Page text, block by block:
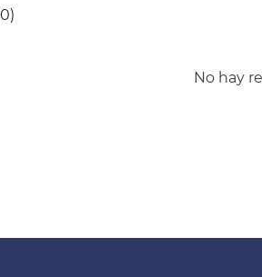
No hay